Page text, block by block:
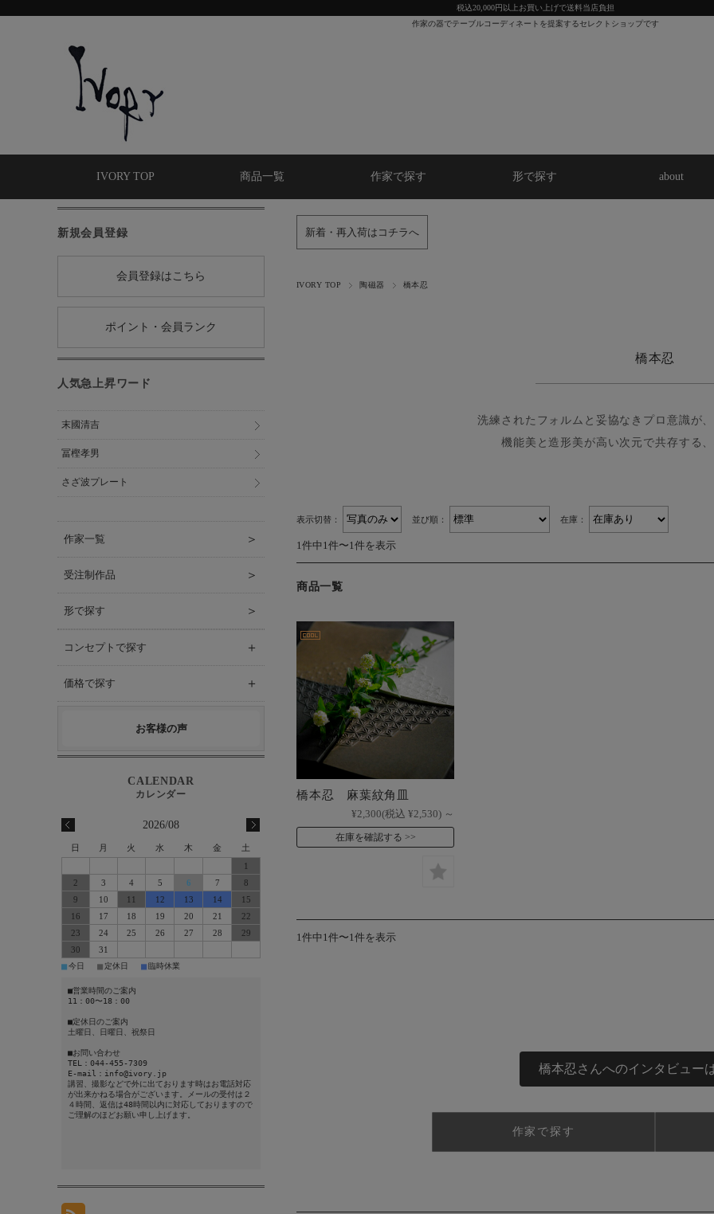
税込20,000円以上お買い上げで送料当店負担
作家の器でテーブルコーディネートを提案するセレクトショップです
IVORY TOP 商品一覧 作家で探す 形で探す about
新着・再入荷はコチラへ
IVORY TOP 陶磁器 橋本忍
橋本忍
洗練されたフォルムと妥協なきプロ意識が
機能美と造形美が高い次元で共存する
表示切替： 並び順： 在庫：
1件中1件〜1件を表示
商品一覧
橋本忍 麻葉紋角皿
¥2,300(税込 ¥2,530) ～
在庫を確認する
1件中1件〜1件を表示
橋本忍さんへのインタビュー
作家で探す
新規会員登録
会員登録はこちら
ポイント・会員ランク
人気急上昇ワード
末國清吉
冨樫孝男
さざ波プレート
作家一覧 ＞
受注制作品 ＞
形で探す ＞
コンセプトで探す ＋
価格で探す ＋
お客様の声
2026/08
日 月 火 水 木 金
土
1
2
3 4 5 6 7
8
9
10 11 12 13 14
15
16
17 18 19 20 21
22
23
24 25 26 27 28
29
30
31
■今日 ■ 定休日 ■臨時休業
■営業時間のご案内
11：00〜18：00
■定休日のご案内
土曜日、日曜日、祝祭日
■お問い合わせ
TEL：044-455-7309
E-mail：info@ivory.jp
講習、撮影などで外に出ております時はお電話対応
が出来かねる場合がございます。メールの受付は２
４時間、返信は48時間以内に対応しておりますので
ご理解のほどお願い申し上げます。